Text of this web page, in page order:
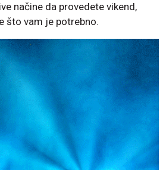
načine da provedete vikend,
što vam je potrebno.